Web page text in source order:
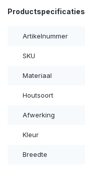
Productspecificaties
Artikelnummer
SKU
Materiaal
Houtsoort
Afwerking
Kleur
Breedte